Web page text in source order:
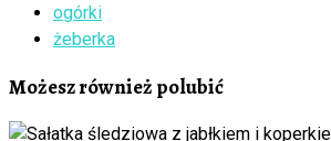
ogórki
żeberka
Możesz również polubić